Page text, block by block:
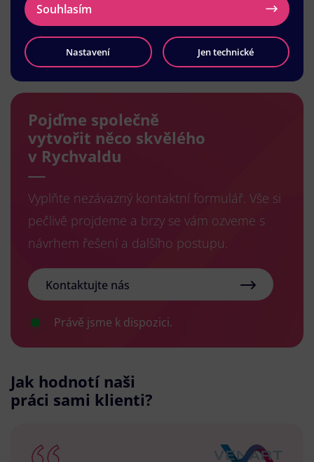
Načíst další
Pojďme společně
vytvořit něco skvělého
v Rychvaldu
Vyplňte nezávazný kontaktní formulář. Vše si
pečlivě projdeme a brzy se vám ozveme s
návrhem řešení a dalšího postupu.
Kontaktujte nás
Právě jsme k dispozici.
Jak hodnotí naši
práci sami klienti?
Souhlasím
Nastavení Jen technické